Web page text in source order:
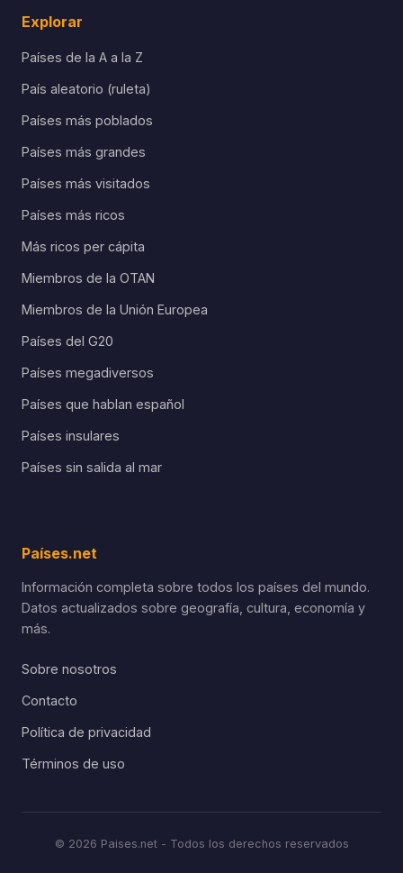
Explorar
Países de la A a la Z
País aleatorio (ruleta)
Países más poblados
Países más grandes
Países más visitados
Países más ricos
Más ricos per cápita
Miembros de la OTAN
Miembros de la Unión Europea
Países del G20
Países megadiversos
Países que hablan español
Países insulares
Países sin salida al mar
Países.net
Información completa sobre todos los países del mundo.
Datos actualizados sobre geografía, cultura, economía y
más.
Sobre nosotros
Contacto
Política de privacidad
Términos de uso
© 2026 Paises.net - Todos los derechos reservados